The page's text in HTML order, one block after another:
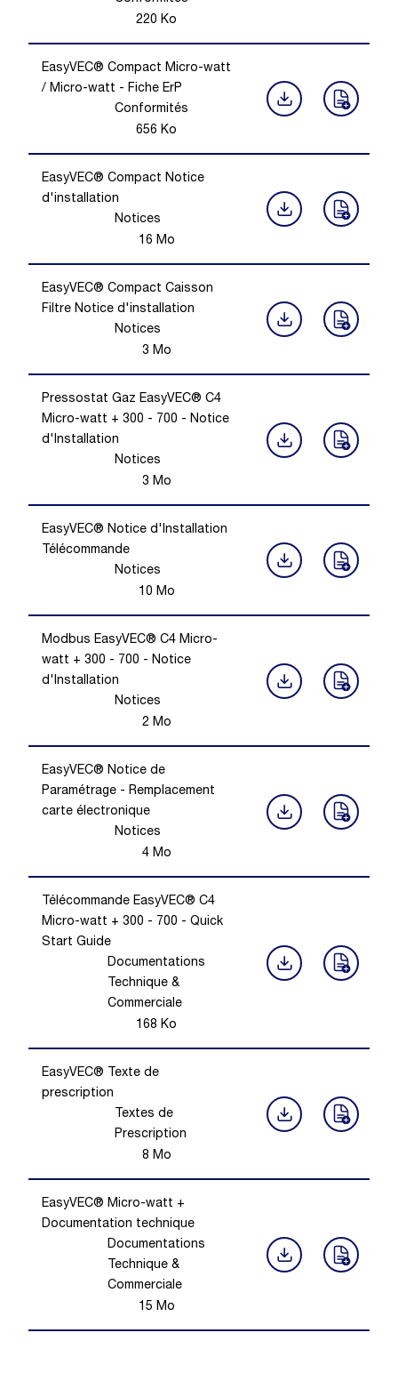
220 Ko
EasyVEC® Compact Micro-watt
/ Micro-watt - Fiche ErP
Conformités
656 Ko
EasyVEC® Compact Notice
d'installation
Notices
16 Mo
EasyVEC® Compact Caisson
Filtre Notice d'installation
Notices
3 Mo
Pressostat Gaz EasyVEC® C4
Micro-watt + 300 - 700 - Notice
d'Installation
Notices
3 Mo
EasyVEC® Notice d'Installation
Télécommande
Notices
10 Mo
Modbus EasyVEC® C4 Micro-
watt + 300 - 700 - Notice
d'Installation
Notices
2 Mo
EasyVEC® Notice de
Paramétrage - Remplacement
carte électronique
Notices
4Mo
Télécommande EasyVEC® C4
Micro-watt + 300 - 700 - Quick
Start Guide
Documentations
Technique &
Commerciale
168 Ko
EasyVEC® Texte de
prescription
Textes de
Prescription
8 Mo
EasyVEC® Micro-watt +
Documentation technique
Documentations
Technique &
Commerciale
15 Mo